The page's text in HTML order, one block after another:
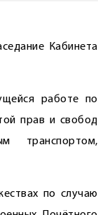
Кабинета
работе по
прав и свобод
транспортом,
по случаю